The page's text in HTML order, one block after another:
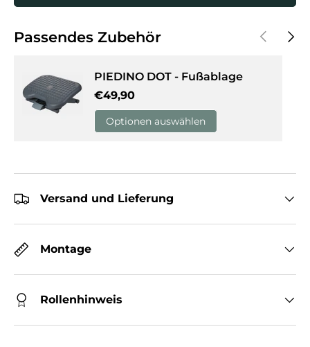
Passendes Zubehör Vorherige
PIEDINO DOT - Fußablage
Normaler Preis
€49,90
Optionen auswählen
Versand und Lieferung
Montage
Rollenhinweis